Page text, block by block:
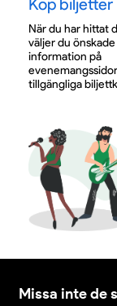
Köp biljetter
När du har hittat
väljer du
information på
tillgängliga
Missa inte de